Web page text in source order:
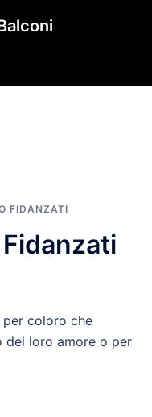
Nascondi
FIDANZATI
coloro che
del loro amore o per